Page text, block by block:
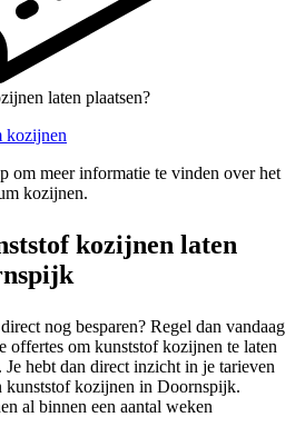
laten plaatsen?
kozijnen
om meer informatie te vinden over het
kozijnen.
kozijnen laten
nog besparen? Regel dan vandaag
om kunststof kozijnen te laten
hebt dan direct inzicht in je tarieven
kunststof kozijnen in Doornspijk.
al binnen een aantal weken